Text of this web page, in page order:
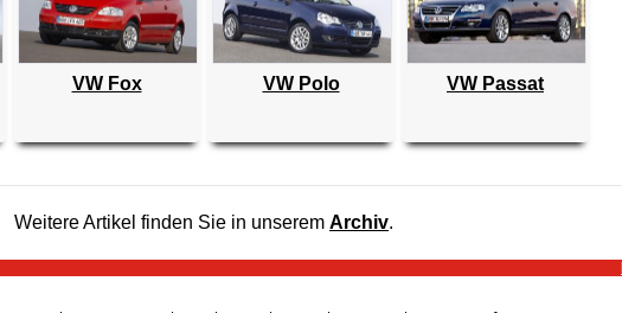
VW Fox VW Polo VW Passat
Weitere Artikel finden Sie in unserem Archiv.